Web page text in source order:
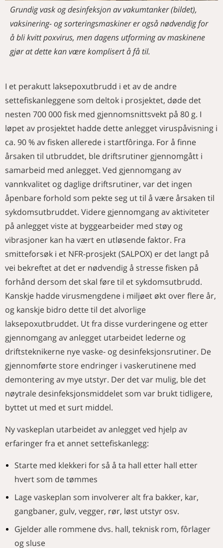
Grundig vask og desinfeksjon av vakumtanker (bildet),
vaksinering- og sorteringsmaskiner er også nødvendig for
å bli kvitt poxvirus, men dagens utforming av maskinene
gjør at dette kan være komplisert å få til.
I et perakutt laksepoxutbrudd i et av de andre
settefiskanleggene som deltok i prosjektet, døde det
nesten 700 000 fisk med gjennomsnittsvekt på 80 g. I
løpet av prosjektet hadde dette anlegget viruspåvisning i
ca. 90 % av fisken allerede i startfôringa. For å finne
årsaken til utbruddet, ble driftsrutiner gjennomgått i
samarbeid med anlegget. Ved gjennomgang av
vannkvalitet og daglige driftsrutiner, var det ingen
åpenbare forhold som pekte seg ut til å være årsaken til
sykdomsutbruddet. Videre gjennomgang av aktiviteter
på anlegget viste at byggearbeider med støy og
vibrasjoner kan ha vært en utløsende faktor. Fra
smitteforsøk i et NFR-prosjekt (SALPOX) er det langt på
vei bekreftet at det er nødvendig å stresse fisken på
forhånd dersom det skal føre til et sykdomsutbrudd.
Kanskje hadde virusmengdene i miljøet økt over flere år,
og kanskje bidro dette til det alvorlige
laksepoxutbruddet. Ut fra disse vurderingene og etter
gjennomgang av anlegget utarbeidet lederne og
driftsteknikerne nye vaske- og desinfeksjonsrutiner. De
gjennomførte store endringer i vaskerutinene med
demontering av mye utstyr. Der det var mulig, ble det
nøytrale desinfeksjonsmiddelet som var brukt tidligere,
byttet ut med et surt middel.
Ny vaskeplan utarbeidet av anlegget ved hjelp av
erfaringer fra et annet settefiskanlegg:
Starte med klekkeri for så å ta hall etter hall etter
hvert som de tømmes
Lage vaskeplan som involverer alt fra bakker, kar,
gangbaner, gulv, vegger, rør, løst utstyr osv.
Gjelder alle rommene dvs. hall, teknisk rom, fôrlager
og sluse